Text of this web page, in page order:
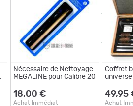
Nécessaire de Nettoyage
MEGALINE pour Calibre 20
18,00 €
Achat Immédiat
Coffret
universel
49,95
Achat